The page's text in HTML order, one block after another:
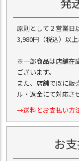
原則として２営業日
3,980円（税込）以
※一部商品は店舗在
ございます。
また、店舗で既に販
ル・返金にて対応さ
→送料とお支払い方
お